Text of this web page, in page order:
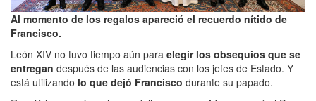
Al momento de los regalos apareció el recuerdo nítido de
Francisco.
León XIV no tuvo tiempo aún para elegir los obsequios que se
entregan después de las audiencias con los jefes de Estado. Y
está utilizando lo que dejó Francisco durante su papado.